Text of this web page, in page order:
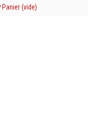
Panier (vide)